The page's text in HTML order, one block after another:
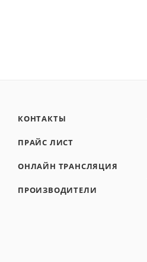
КОНТАКТЫ
ПРАЙС ЛИСТ
ОНЛАЙН ТРАНСЛЯЦИЯ
ПРОИЗВОДИТЕЛИ